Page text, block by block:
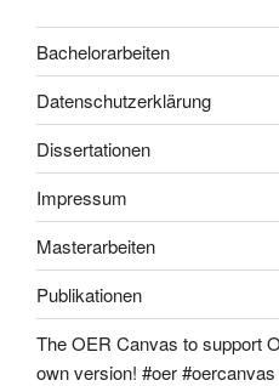
Bachelorarbeiten
Datenschutzerklärung
Dissertationen
Impressum
Masterarbeiten
Publikationen
The OER Canvas to support
own version! #oer #oercanvas